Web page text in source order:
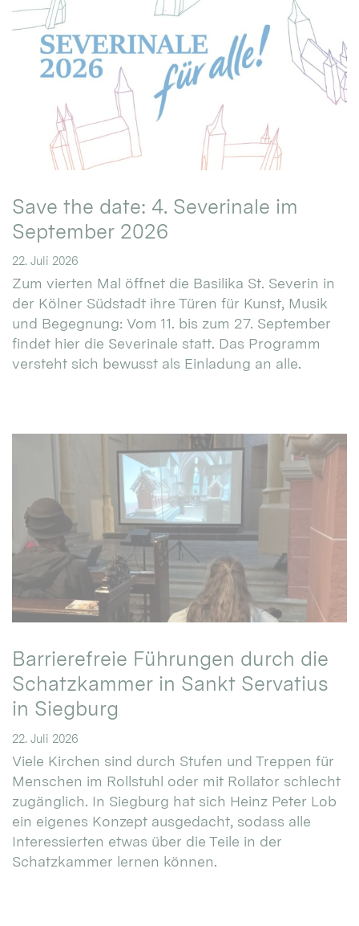
Save the date: 4. Severinale im
September 2026
22. Juli 2026
Zum vierten Mal öffnet die Basilika St. Severin in
der Kölner Südstadt ihre Türen für Kunst, Musik
und Begegnung: Vom 11. bis zum 27. September
findet hier die Severinale statt. Das Programm
versteht sich bewusst als Einladung an alle.
Barrierefreie Führungen durch die
Schatzkammer in Sankt Servatius
in Siegburg
22. Juli 2026
Viele Kirchen sind durch Stufen und Treppen für
Menschen im Rollstuhl oder mit Rollator schlecht
zugänglich. In Siegburg hat sich Heinz Peter Lob
ein eigenes Konzept ausgedacht, sodass alle
Interessierten etwas über die Teile in der
Schatzkammer lernen können.